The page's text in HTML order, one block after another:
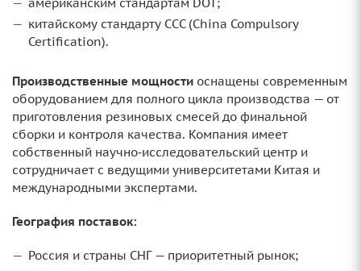
китайскому стандарту CCC (China Compulsory
Certification).
Производственные мощности оснащены современным
оборудованием для полного цикла производства — от
приготовления резиновых смесей до финальной
сборки и контроля качества. Компания имеет
собственный научно‑исследовательский центр и
сотрудничает с ведущими университетами Китая и
международными экспертами.
География поставок:
Россия и страны СНГ — приоритетный рынок;